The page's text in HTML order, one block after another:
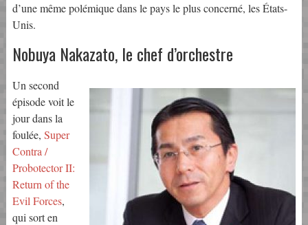
d’une même polémique dans le pays le plus concerné, les États-
Unis.
Nobuya Nakazato, le chef d’orchestre
Un second
épisode voit le
jour dans la
foulée, Super
Contra /
Probotector II:
Return of the
Evil Forces,
qui sort en